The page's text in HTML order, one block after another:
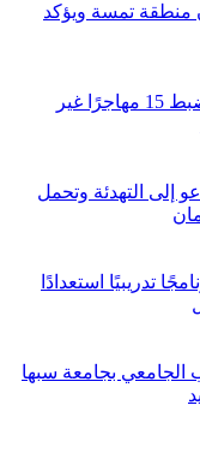
منطقة تمسة ويؤكد
جهاز مكافحة الهجرة غير الشرعية يضبط 15 مهاجرًا غير
إلى التهدئة وتحمل
تدريبيًا استعدادًا
الجامعي بجامعة سبها